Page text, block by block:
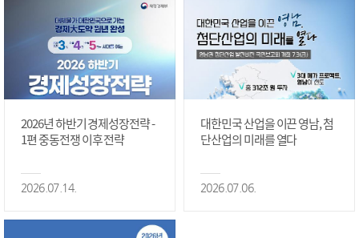
2026년 하반기 경제성장전략 -
1편 중동전쟁 이후 전략
2026.07.14.
대한민국 산업을 이끈 영남, 첨
단산업의 미래를 열다
2026.07.06.